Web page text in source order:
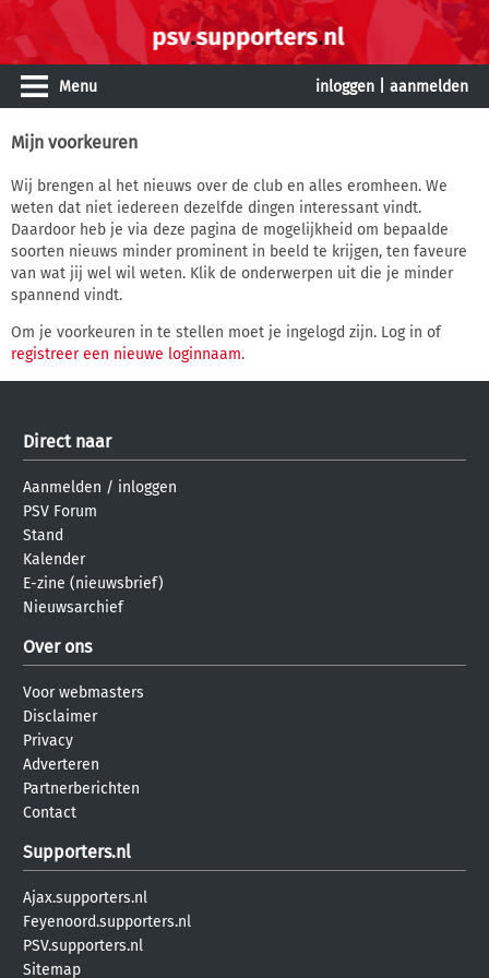
Menu inloggen aanmelden
Mijn voorkeuren
Wij brengen al het nieuws over de club en alles eromheen. We
weten dat niet iedereen dezelfde dingen interessant vindt.
Daardoor heb je via deze pagina de mogelijkheid om bepaalde
soorten nieuws minder prominent in beeld te krijgen, ten faveure
van wat jij wel wil weten. Klik de onderwerpen uit die je minder
spannend vindt.
Om je voorkeuren in te stellen moet je ingelogd zijn. Log in of
registreer een nieuwe loginnaam.
Direct naar
Aanmelden / inloggen
PSV Forum
Stand
Kalender
E-zine (nieuwsbrief)
Nieuwsarchief
Over ons
Voor webmasters
Disclaimer
Privacy
Adverteren
Partnerberichten
Contact
Supporters.nl
Ajax.supporters.nl
Feyenoord.supporters.nl
PSV.supporters.nl
Sitemap